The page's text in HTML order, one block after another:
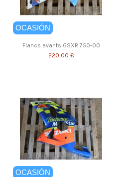
OCASIÓN
Flancs avants GSXR 750-00
220,00 €
OCASIÓN